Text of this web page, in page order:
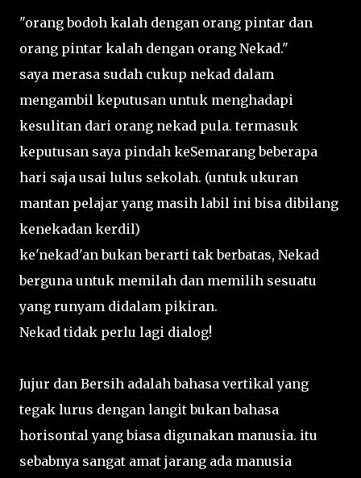
"orang bodoh kalah dengan orang pintar dan
orang pintar kalah dengan orang Nekad."
saya merasa sudah cukup nekad dalam
mengambil keputusan untuk menghadapi
kesulitan dari orang nekad pula. termasuk
keputusan saya pindah keSemarang beberapa
hari saja usai lulus sekolah. (untuk ukuran
mantan pelajar yang masih labil ini bisa dibilang
kenekadan kerdil)
ke'nekad'an bukan berarti tak berbatas, Nekad
berguna untuk memilah dan memilih sesuatu
yang runyam didalam pikiran.
Nekad tidak perlu lagi dialog!
Jujur dan Bersih adalah bahasa vertikal yang
tegak lurus dengan langit bukan bahasa
horisontal yang biasa digunakan manusia. itu
sebabnya sangat amat jarang ada manusia